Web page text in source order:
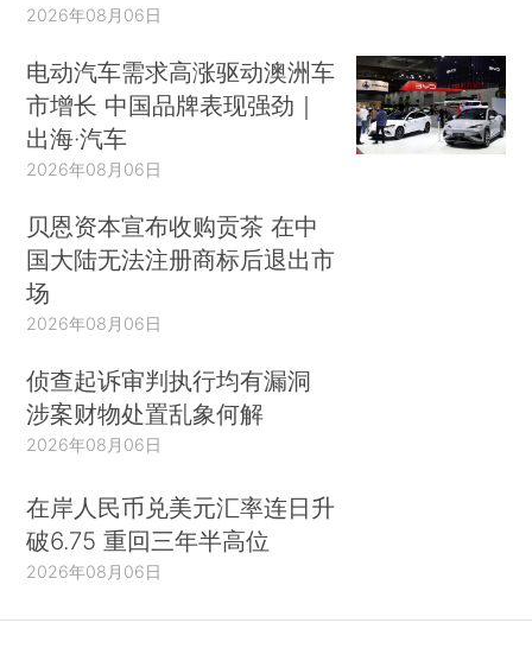
2026年08月06日
电动汽车需求高涨驱动澳洲车
市增长 中国品牌表现强劲｜
出海·汽车
2026年08月06日
贝恩资本宣布收购贡茶 在中
国大陆无法注册商标后退出市
场
2026年08月06日
侦查起诉审判执行均有漏洞
涉案财物处置乱象何解
2026年08月06日
在岸人民币兑美元汇率连日升
破6.75 重回三年半高位
2026年08月06日